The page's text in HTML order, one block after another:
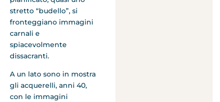
stretto “budello”, si
fronteggiano immagini
carnali e
spiacevolmente
dissacranti.
A un lato sono in mostra
gli acquerelli, anni 40,
con le immagini